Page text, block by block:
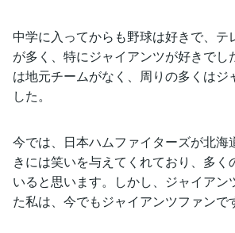
中学に入ってからも野球は好きで、テ
が多く、特にジャイアンツが好きでし
は地元チームがなく、周りの多くはジ
した。
今では、日本ハムファイターズが北海
きには笑いを与えてくれており、多く
いると思います。しかし、ジャイアン
た私は、今でもジャイアンツファンで